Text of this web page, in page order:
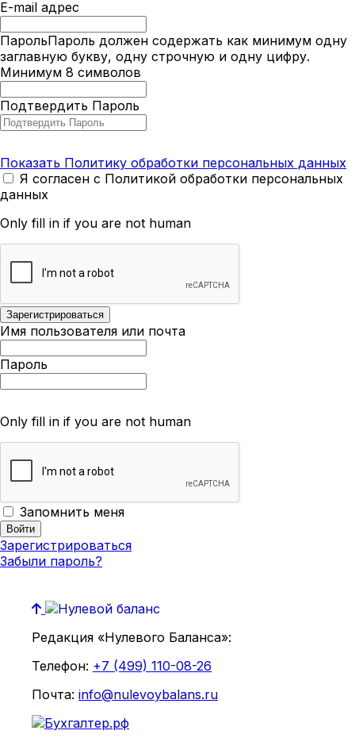
E-mail адрес
ПарольПароль должен содержать как минимум одну
заглавную букву, одну строчную и одну цифру.
Минимум 8 символов
Подтвердить Пароль
Показать Политику обработки персональных данных
Я согласен с Политикой обработки персональных
данных
Only fill in if you are not human
Имя пользователя или почта
Пароль
Only fill in if you are not human
Запомнить меня
Зарегистрироваться
Забыли пароль?
Редакция «Нулевого Баланса»:
Телефон: +7 (499) 110-08-26
Почта: info@nulevoybalans.ru